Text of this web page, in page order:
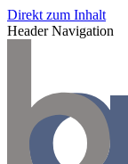
Direkt zum Inhalt
Header Navigation